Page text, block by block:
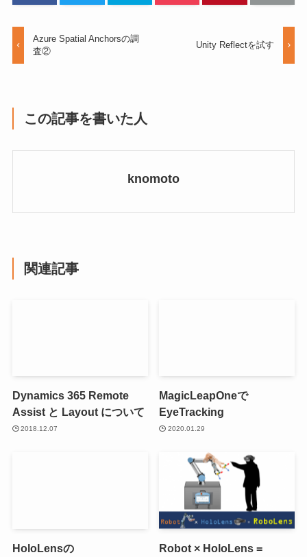
Azure Spatial Anchorsの調
査②
Unity Reflectを試す
この記事を書いた人
knomoto
関連記事
Dynamics 365 Remote
Assist と Layout について
2018.12.07
MagicLeapOneで
EyeTracking
2020.01.29
HoloLensの
Robot × HoloLens =